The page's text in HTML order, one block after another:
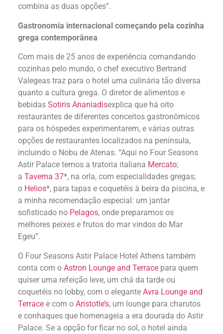
combina as duas opções”.
Gastronomia internacional começando pela cozinha
grega contemporânea
Com mais de 25 anos de experiência comandando
cozinhas pelo mundo, o chef executivo Bertrand
Valegeas traz para o hotel uma culinária tão diversa
quanto a cultura grega. O diretor de alimentos e
bebidas Sotiris Ananiadisexplica que há oito
restaurantes de diferentes conceitos gastronômicos
para os hóspedes experimentarem, e várias outras
opções de restaurantes localizados na península,
incluindo o Nobu de Atenas. “Aqui no Four Seasons
Astir Palace temos a tratoria italiana Mercato;
a Taverna 37*, na orla, com especialidades gregas;
o Helios*, para tapas e coquetéis à beira da piscina, e
a minha recomendação especial: um jantar
sofisticado no Pelagos, onde preparamos os
melhores peixes e frutos do mar vindos do Mar
Egeu”.
O Four Seasons Astir Palace Hotel Athens também
conta com o Astron Lounge and Terrace para quem
quiser uma refeição leve, um chá da tarde ou
coquetéis no lobby, com o elegante Avra Lounge and
Terrace e com o Aristotle’s, um lounge para charutos
e conhaques que homenageia a era dourada do Astir
Palace. Se a opção for ficar no sol, o hotel ainda